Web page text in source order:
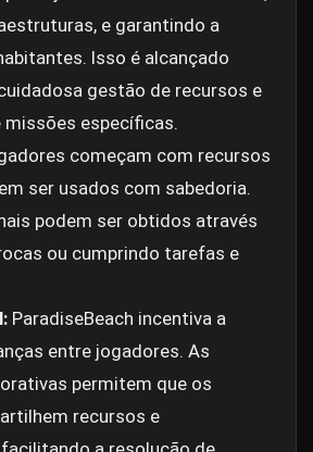
e garantindo a
Isso é alcançado
gestão de recursos e
específicas.
começam com recursos
ser usados com sabedoria.
podem ser obtidos através
ou cumprindo tarefas e
ParadiseBeach incentiva a
entre jogadores. As
permitem que os
recursos e